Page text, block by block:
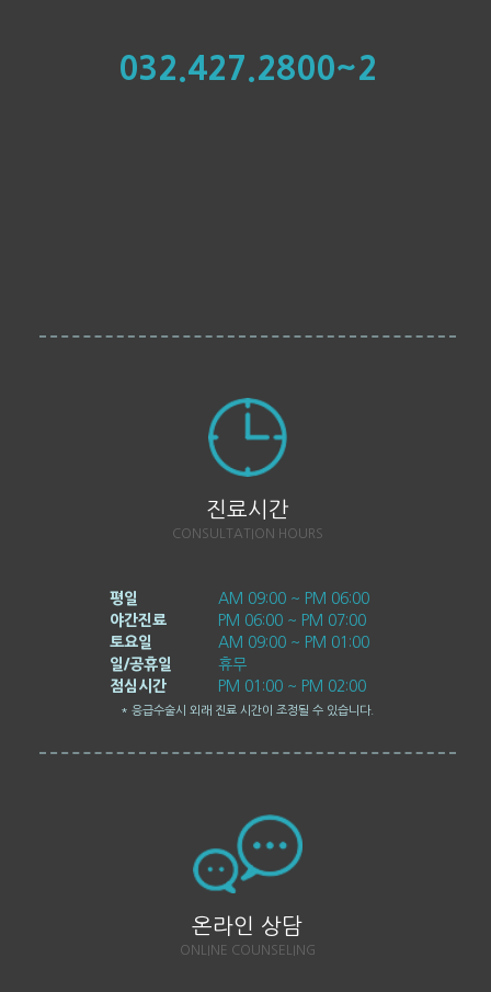
032.427.2800~2
진료시간
CONSULTATION HOURS
평일
AM 09:00 ~ PM 06:00
야간진료
PM 06:00 ~ PM 07:00
토요일
AM 09:00 ~ PM 01:00
일/공휴일
휴무
점심시간
PM 01:00 ~ PM 02:00
* 응급수술시 외래 진료 시간이 조정될 수 있습니다.
온라인 상담
ONLINE COUNSELING